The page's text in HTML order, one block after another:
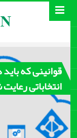
قوانینی که باید
انتخاباتی رعایت